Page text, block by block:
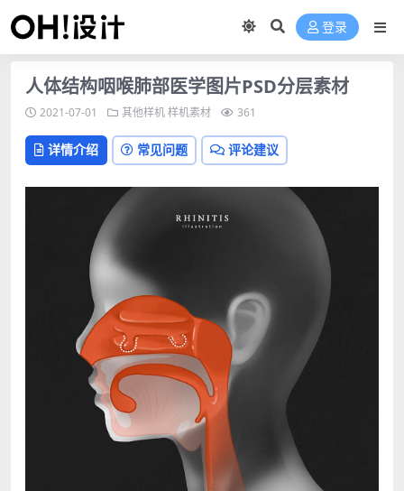
登录
人体结构咽喉肺部医学图片PSD分层素材
2021-07-01 其他样机样机素材 361
详情介绍 常见问题 评论建议